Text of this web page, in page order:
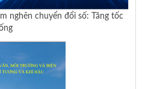
nghẽn chuyển đổi số: Tăng tốc